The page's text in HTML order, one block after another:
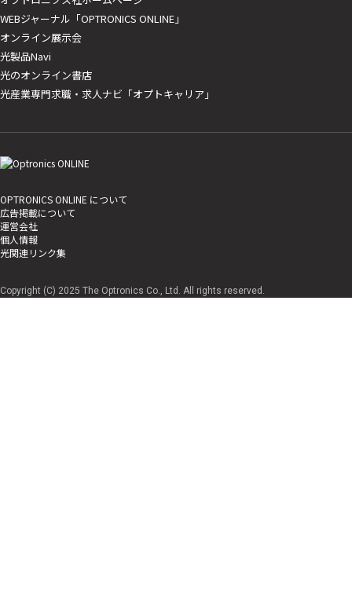
WEBジャーナル「OPTRONICS ONLINE」
オンライン展示会
光製品Navi
光のオンライン書店
光産業専門求職・求人ナビ「オプトキャリア」
OPTRONICS ONLINE について
広告掲載について
運営会社
個人情報
光関連リンク集
Copyright (C) 2025 The Optronics Co., Ltd. All rights reserved.